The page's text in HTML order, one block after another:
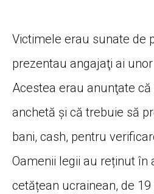
Victimele erau sunate de
prezentau angajaţi ai
Acestea erau anunţate
anchetă şi că trebuie să
bani, cash, pentru
Oamenii legii au reținut în
cetățean ucrainean, de 19